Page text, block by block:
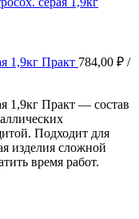
1,9кг Практ 784,00 ₽ /
1,9кг Практ — состав
Подходит для
изделия сложной
время работ.